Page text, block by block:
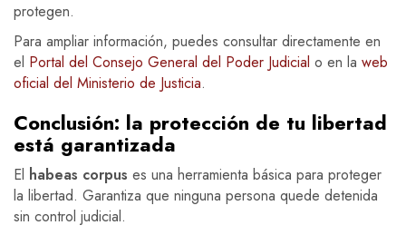
protegen.
Para ampliar información, puedes consultar directamente en
el Portal del Consejo General del Poder Judicial o en la web
oficial del Ministerio de Justicia.
Conclusión: la protección de tu libertad
está garantizada
El habeas corpus es una herramienta básica para proteger
la libertad. Garantiza que ninguna persona quede detenida
sin control judicial.